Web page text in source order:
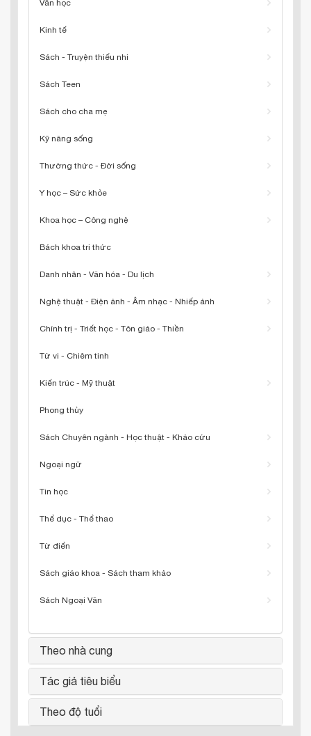
Văn học
Kinh tế
Sách - Truyện thiếu nhi
Sách Teen
Sách cho cha mẹ
Kỹ năng sống
Thường thức - Đời sống
Y học – Sức khỏe
Khoa học – Công nghệ
Bách khoa tri thức
Danh nhân - Văn hóa - Du lịch
Nghệ thuật - Điện ảnh - Âm nhạc - Nhiếp ảnh
Chính trị - Triết học - Tôn giáo - Thiền
Tử vi - Chiêm tinh
Kiến trúc - Mỹ thuật
Phong thủy
Sách Chuyên ngành - Học thuật - Khảo cứu
Ngoại ngữ
Tin học
Thể dục - Thể thao
Từ điển
Sách giáo khoa - Sách tham khảo
Sách Ngoại Văn
Theo nhà cung
Tác giả tiêu biểu
Theo độ tuổi